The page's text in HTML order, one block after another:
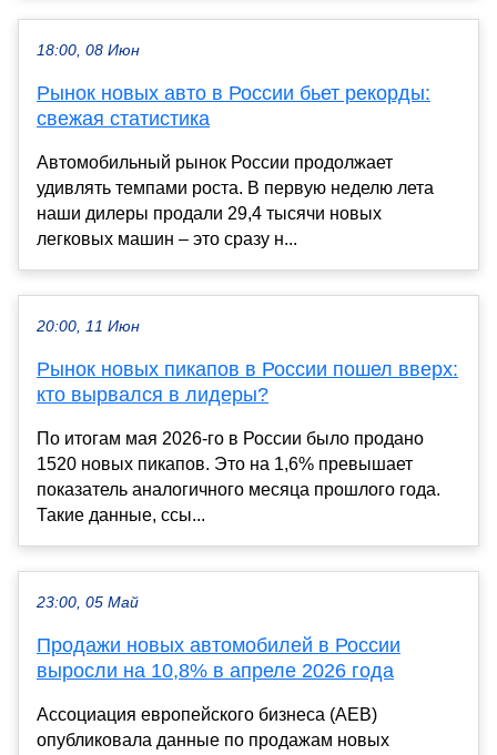
18:00, 08 Июн
Рынок новых авто в России бьет рекорды:
свежая статистика
Автомобильный рынок России продолжает
удивлять темпами роста. В первую неделю лета
наши дилеры продали 29,4 тысячи новых
легковых машин – это сразу н...
20:00, 11 Июн
Рынок новых пикапов в России пошел вверх:
кто вырвался в лидеры?
По итогам мая 2026-го в России было продано
1520 новых пикапов. Это на 1,6% превышает
показатель аналогичного месяца прошлого года.
Такие данные, ссы...
23:00, 05 Май
Продажи новых автомобилей в России
выросли на 10,8% в апреле 2026 года
Ассоциация европейского бизнеса (AEB)
опубликовала данные по продажам новых